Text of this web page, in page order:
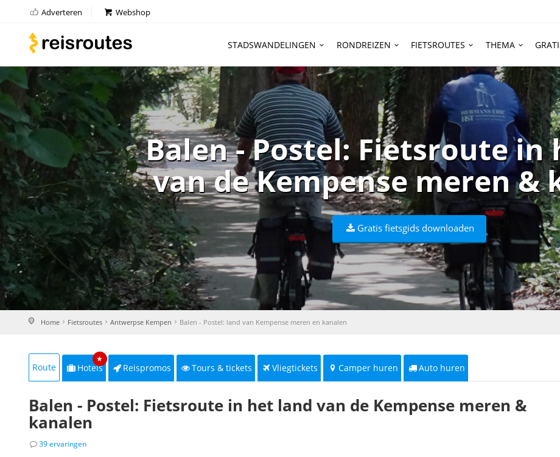
Adverteren Webshop
STADSWANDELINGEN RONDREIZEN FIETSROUTES THEMA
Balen - Postel: Fietsroute in
van de Kempense meren &
Gratis fietsgids downloaden
Home Fietsroutes Antwerpse Kempen Balen - Postel: land van Kempense meren en kanalen
Route Hotels
★
Reispromos Tours & tickets Vliegtickets Camper huren Auto huren
Balen - Postel: Fietsroute in het land van de Kempense meren &
kanalen
39 ervaringen